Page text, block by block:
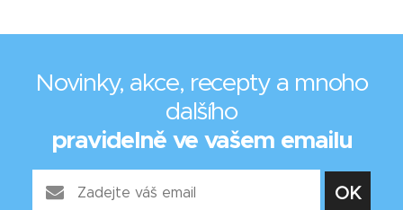
Novinky, akce, recepty a mnoho
dalšího
pravidelně ve vašem emailu